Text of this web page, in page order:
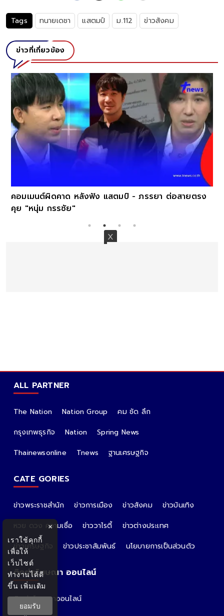
Tags ทนายเดชา แสตมป์ ม.112 ข่าวสังคม
ข่าวที่เกี่ยวข้อง
คอมเมนต์ผิดคาด หลังฟัง แสตมป์ - ภรรยา ต่อสายตรง
คุย "หนุ่ม กรรชัย"
ALL PARTNER
The Nation Nation Group
คม ชัด ลึก
กรุงเทพธุรกิจ
Nation
Spring News
Thainewsonline
Tnews ฐานเศรษฐกิจ
CATE GORIES
ข่าวพระราชสำนัก ข่าวการเมือง ข่าวสังคม
ข่าวบันเทิง
หวย ดวง ความเชื่อ
ข่าววาไรตี้
ข่าวต่างประเทศ
ข่าวเศรษฐกิจ
ข่าวประชาสัมพันธ์ นโยบายการเป็นส่วนตัว
ติดต่อโฆษณา ออนไลน์
ติดต่อโฆษณาออนไลน์
คุณอ้อ
×
เราใช้คุกกี้
เพื่อให้
เว็บไซต์
ทำงานได้ดี
ขึ้น เพิ่มเติม
ยอมรับ